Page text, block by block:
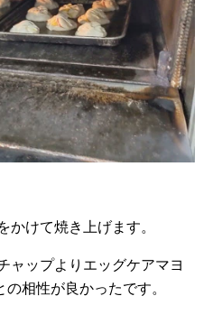
けて焼き上げます。
ャップよりエッグケアマヨ
相性が良かったです。